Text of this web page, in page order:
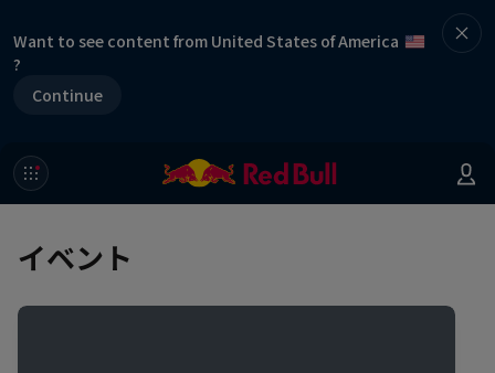
Want to see content from United States of America
?
Continue
イベント